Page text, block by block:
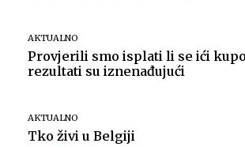
AKTUALNO
Provjerili smo isplati li se ići
rezultati su iznenađujući
AKTUALNO
Tko živi u Belgiji